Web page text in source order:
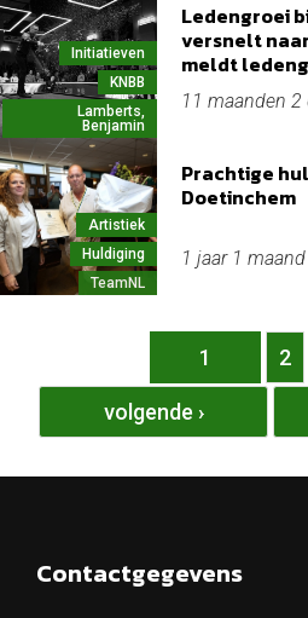
Initiatieven
KNBB
Lamberts,
Benjamin
Ledengroei
versnelt
meldt
11 maanden 2
Artistiek
Huldiging
TeamNL
Prachtige
Doetinchem
1 jaar 1 maand
1 2
volgende ›
Contactgegevens